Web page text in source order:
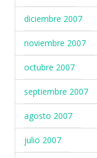
diciembre 2007
noviembre 2007
octubre 2007
septiembre 2007
agosto 2007
julio 2007